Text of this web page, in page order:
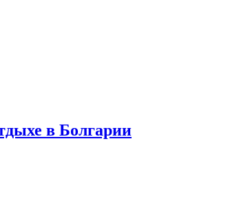
в Болгарии